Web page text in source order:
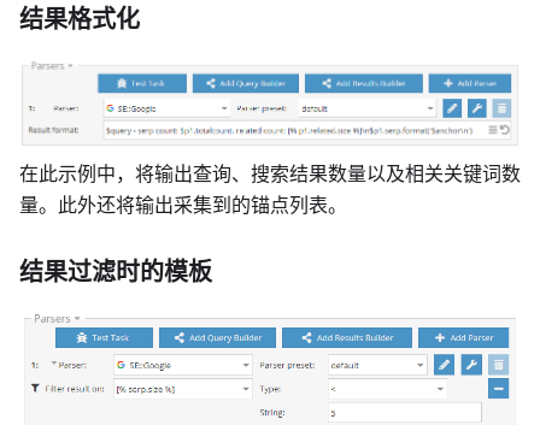
结果格式化
在此示例中，将输出查询、搜索结果数量以及相关关键词数
量。此外还将输出采集到的锚点列表。
结果过滤时的模板